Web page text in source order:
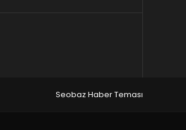
Seobaz Haber Teması